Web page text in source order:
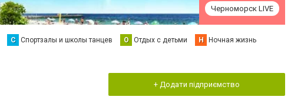
Черноморск LIVE
С Спортзалы и школы танцев О Отдых с детьми Н Ночная жизнь
+ Додати підприємство